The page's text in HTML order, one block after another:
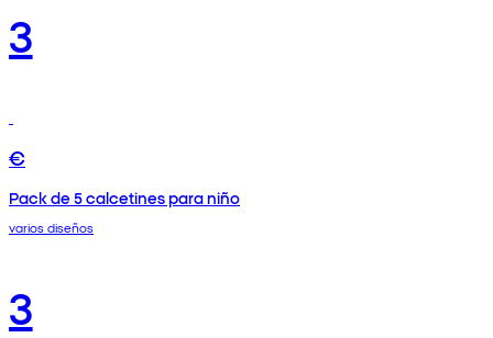
3
€
Pack de 5 calcetines para niño
varios diseños
3